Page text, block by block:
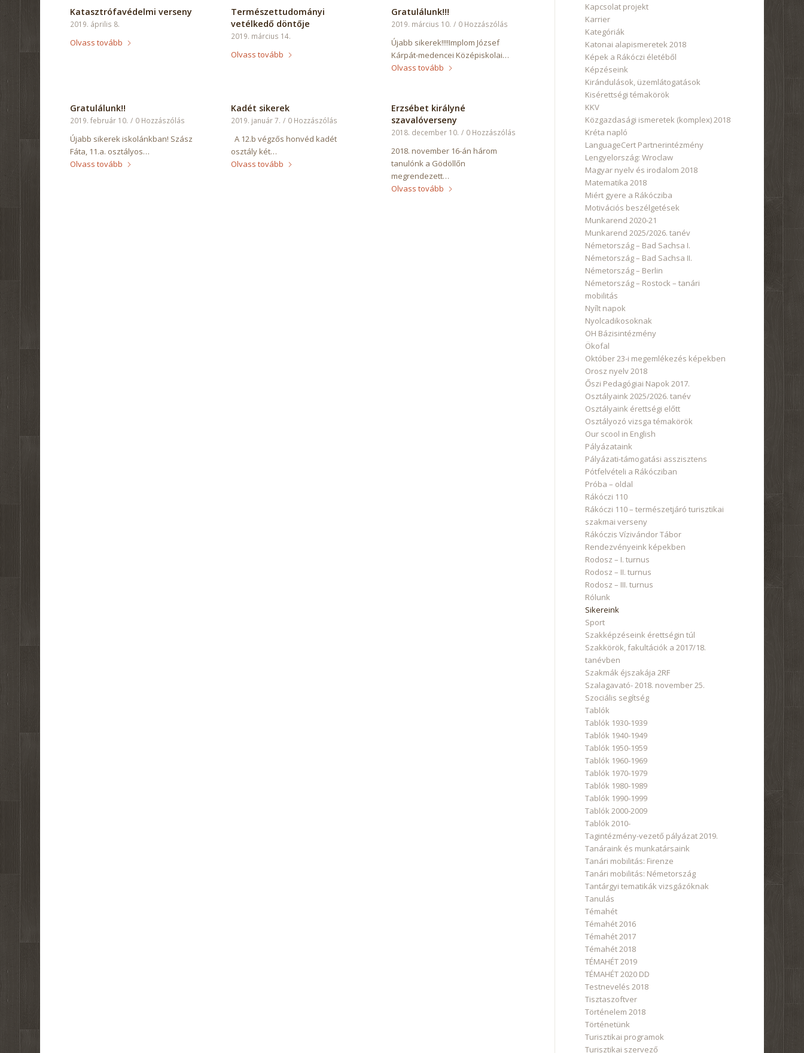
Katasztrófavédelmi verseny
2019. április 8.
Olvass tovább
Természettudományi
vetélkedő döntője
2019. március 14.
Olvass tovább
Gratulálunk!!!
2019. március 10. / 0 Hozzászólás
Újabb sikerek!!!!Implom József
Kárpát-medencei Középiskolai…
Olvass tovább
Gratulálunk!!
2019. február 10. / 0 Hozzászólás
Újabb sikerek iskolánkban! Szász
Fáta, 11.a. osztályos…
Olvass tovább
Kadét sikerek
2019. január 7. / 0 Hozzászólás
A 12.b végzős honvéd kadét
osztály két…
Olvass tovább
Erzsébet királyné
szavalóverseny
2018. december 10. / 0 Hozzászólás
2018. november 16-án három
tanulónk a Gödöllőn
megrendezett…
Olvass tovább
Kapcsolat projekt
Karrier
Kategóriák
Katonai alapismeretek 2018
Képek a Rákóczi életéből
Képzéseink
Kirándulások, üzemlátogatások
Kisérettségi témakörök
KKV
Közgazdasági ismeretek (komplex) 2018
Kréta napló
LanguageCert Partnerintézmény
Lengyelország: Wroclaw
Magyar nyelv és irodalom 2018
Matematika 2018
Miért gyere a Rákócziba
Motivációs beszélgetések
Munkarend 2020-21
Munkarend 2025/2026. tanév
Németország – Bad Sachsa I.
Németország – Bad Sachsa II.
Németország – Berlin
Németország – Rostock – tanári
mobilitás
Nyílt napok
Nyolcadikosoknak
OH Bázisintézmény
Ökofal
Október 23-i megemlékezés képekben
Orosz nyelv 2018
Őszi Pedagógiai Napok 2017.
Osztályaink 2025/2026. tanév
Osztályaink érettségi előtt
Osztályozó vizsga témakörök
Our scool in English
Pályázataink
Pályázati-támogatási asszisztens
Pótfelvételi a Rákócziban
Próba – oldal
Rákóczi 110
Rákóczi 110 – természetjáró turisztikai
szakmai verseny
Rákóczis Vízivándor Tábor
Rendezvényeink képekben
Rodosz – I. turnus
Rodosz – II. turnus
Rodosz – III. turnus
Rólunk
Sikereink
Sport
Szakképzéseink érettségin túl
Szakkörök, fakultációk a 2017/18.
tanévben
Szakmák éjszakája 2RF
Szalagavató- 2018. november 25.
Szociális segítség
Tablók
Tablók 1930-1939
Tablók 1940-1949
Tablók 1950-1959
Tablók 1960-1969
Tablók 1970-1979
Tablók 1980-1989
Tablók 1990-1999
Tablók 2000-2009
Tablók 2010-
Tagintézmény-vezető pályázat 2019.
Tanáraink és munkatársaink
Tanári mobilitás: Firenze
Tanári mobilitás: Németország
Tantárgyi tematikák vizsgázóknak
Tanulás
Témahét
Témahét 2016
Témahét 2017
Témahét 2018
TÉMAHÉT 2019
TÉMAHÉT 2020 DD
Testnevelés 2018
Tisztaszoftver
Történelem 2018
Történetünk
Turisztikai programok
Turisztikai szervező